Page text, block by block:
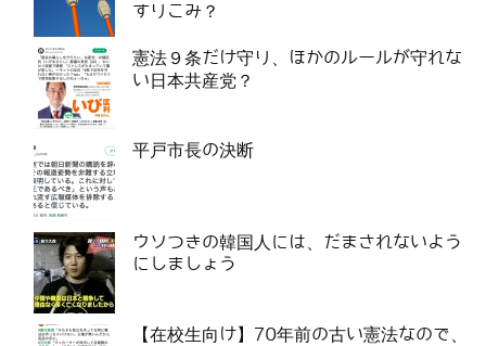
すりこみ？
憲法９条だけ守り、ほかのルールが守れな
い日本共産党？
平戸市長の決断
ウソつきの韓国人には、だまされないよう
にしましょう
【在校生向け】70年前の古い憲法なので、